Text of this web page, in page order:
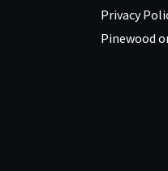
Privacy
Pinewood